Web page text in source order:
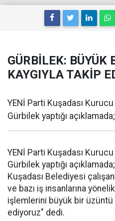
GÜRBİLEK: BÜYÜK
KAYGIYLA TAKİP
YENİ Parti Kuşadası
Gürbilek yaptığı
YENİ Parti Kuşadası
Gürbilek yaptığı
Kuşadası Belediyesi
ve bazı iş insanlarına
işlemlerini büyük bir üzüntü
ediyoruz" dedi.